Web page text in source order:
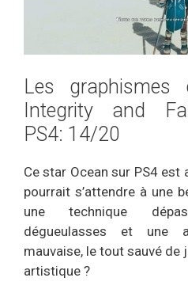
Les graphismes
Integrity and
PS4: 14/20
Ce star Ocean sur PS4
pourrait s’attendre à une
une technique
dégueulasses et une
mauvaise, le tout sauvé
artistique ?